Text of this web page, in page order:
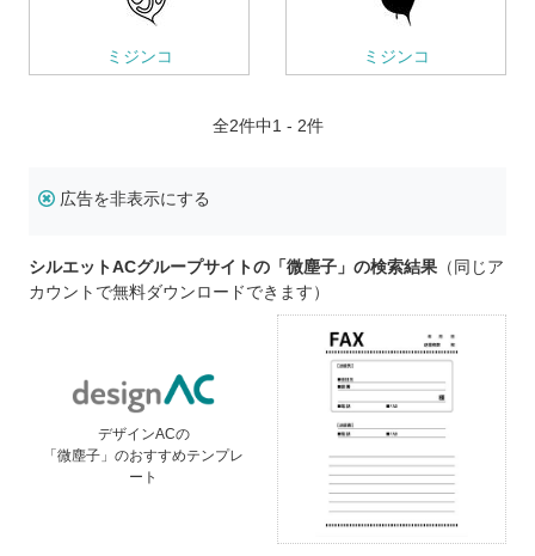
ミジンコ ミジンコ
全2件中1 - 2件
広告を非表示にする
シルエットACグループサイトの「微塵子」の検索結果 （同じア
カウントで無料ダウンロードできます）
デザインACの
「微塵子」のおすすめテンプレ
ート